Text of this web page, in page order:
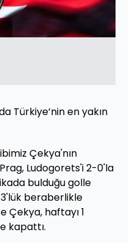
Türkiye’nin en yakın
Çekya'nın
Ludogorets'i 2-0'la
bulduğu golle
beraberlikle
Çekya, haftayı 1
kapattı.